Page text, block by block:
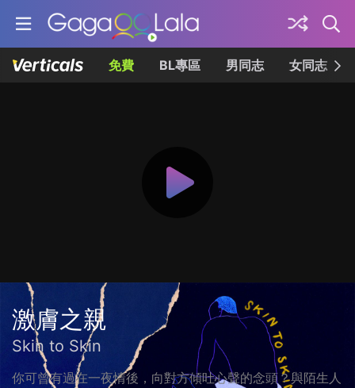
免費 BL專區 男同志 女同志
激膚之親
Skin to Skin
你可曾有過在一夜情後，向對方傾吐心聲的念頭？與陌生人